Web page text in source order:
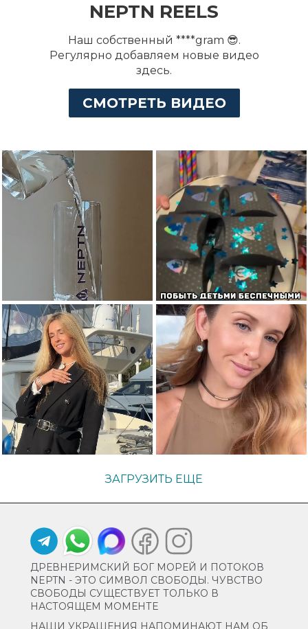
NEPTN REELS
Наш собственный ****gram 😎.
Регулярно добавляем новые видео
здесь.
СМОТРЕТЬ ВИДЕО
ЗАГРУЗИТЬ ЕЩЕ
ДРЕВНЕРИМСКИЙ БОГ МОРЕЙ И ПОТОКОВ
NEPTN - ЭТО СИМВОЛ СВОБОДЫ. ЧУВСТВО
СВОБОДЫ СУЩЕСТВУЕТ ТОЛЬКО В
НАСТОЯЩЕМ МОМЕНТЕ